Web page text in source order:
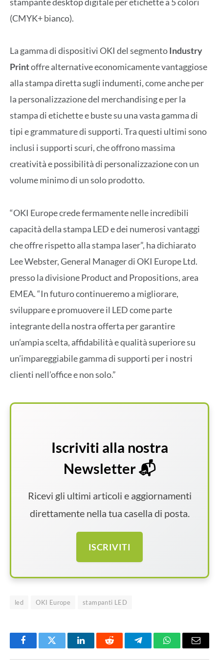
(CMYK+ bianco).
La gamma di dispositivi OKI del segmentoIndustry
Printoffre alternative economicamente vantaggiose
alla stampa diretta sugli indumenti, come anche per
la personalizzazione del merchandising e per la
stampa di etichette e buste su una vasta gamma di
tipi e grammature di supporti. Tra questi ultimi sono
inclusi i supporti scuri, che offrono massima
creatività e possibilità di personalizzazione con un
volume minimo di un solo prodotto.
“OKI Europe crede fermamente nelle incredibili
capacità della stampa LED e dei numerosi vantaggi
che offre rispetto alla stampa laser”, ha dichiarato
Lee Webster, General Manager di OKI Europe Ltd.
presso la divisione Product and Propositions, area
EMEA. “In futuro continueremo a migliorare,
sviluppare e promuovere il LED come parte
integrante della nostra offerta per garantire
un’ampia scelta, affidabilità e qualità superiore su
un’impareggiabile gamma di supporti per i nostri
clienti nell’office e non solo.”
Iscriviti alla nostra
Newsletter 📬
Ricevi gli ultimi articoli e aggiornamenti
direttamente nella tua casella di posta.
ISCRIVITI
led OKI Europe stampanti LED
FacebookTwitter LinkedInReddit TelegramWhatsAppEmail